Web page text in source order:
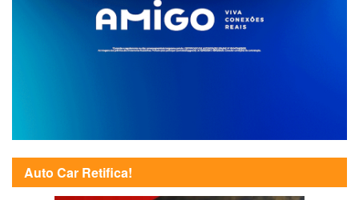
Auto Car Retifica!